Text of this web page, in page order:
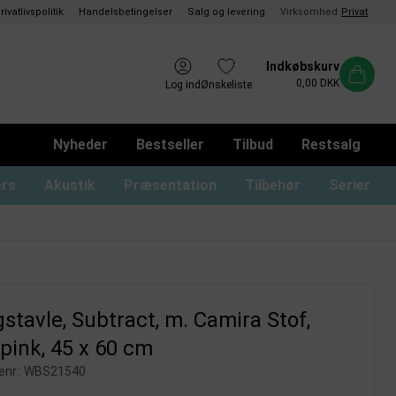
Handelsbetingelser Salg og levering Virksomhed Privat
Log ind Ønskeliste
Indkøbskurv
0,00 DKK
Nyheder Bestseller Tilbud Restsalg
Akustik Præsentation Tilbehør Serier
Subtract, m. Camira Stof,
45 x 60 cm
WBS21540